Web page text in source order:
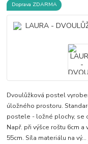
Doprava ZDARMA
Dvoulůžková postel
úložného prostoru.
postele - ložné plochy, se
Např. při výšce roštu 6cm
55cm. Síla materiálu na vý...